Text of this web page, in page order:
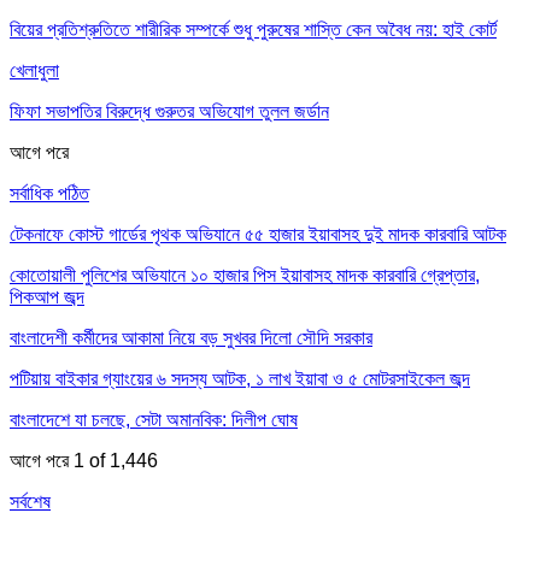
বিয়ের প্রতিশ্রুতিতে শারীরিক সম্পর্কে শুধু পুরুষের শাস্তি কেন অবৈধ নয়: হাই কোর্ট
খেলাধুলা
ফিফা সভাপতির বিরুদ্ধে গুরুতর অভিযোগ তুলল জর্ডান
আগে পরে
সর্বাধিক পঠিত
টেকনাফে কোস্ট গার্ডের পৃথক অভিযানে ৫৫ হাজার ইয়াবাসহ দুই মাদক কারবারি আটক
কোতোয়ালী পুলিশের অভিযানে ১০ হাজার পিস ইয়াবাসহ মাদক কারবারি গ্রেপ্তার,
পিকআপ জব্দ
বাংলাদেশী কর্মীদের আকামা নিয়ে বড় সুখবর দিলো সৌদি সরকার
পটিয়ায় বাইকার গ্যাংয়ের ৬ সদস্য আটক, ১ লাখ ইয়াবা ও ৫ মোটরসাইকেল জব্দ
বাংলাদেশে যা চলছে, সেটা অমানবিক: দিলীপ ঘোষ
আগে পরে 1 of 1,446
সর্বশেষ